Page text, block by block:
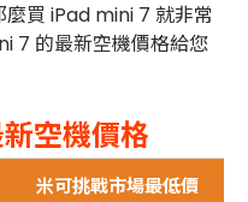
買 iPad mini 7 就非常
7 的最新空機價格給您
空機價格
米可挑戰市場最低價